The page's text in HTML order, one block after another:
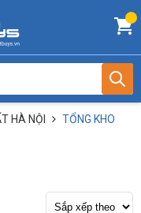
HÀ NỘI
TỔNG KHO